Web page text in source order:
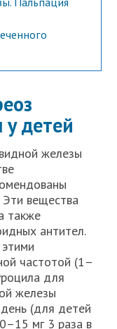
детей
железы
Эти вещества
также
антител.
частотой (1–
для
железы
(для детей
мг 3 раза в